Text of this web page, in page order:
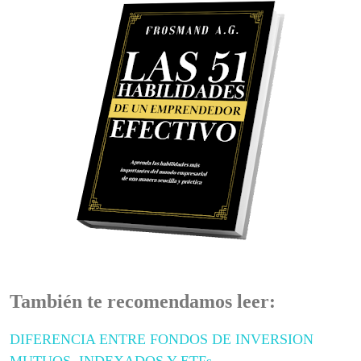
También te recomendamos leer:
DIFERENCIA ENTRE FONDOS DE INVERSION